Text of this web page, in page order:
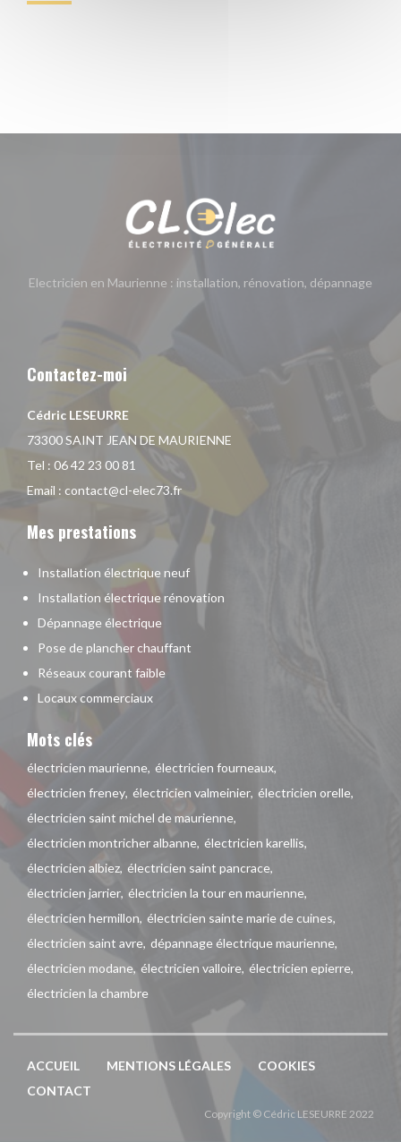
Electricien en Maurienne : installation, rénovation, dépannage
Contactez-moi
Cédric LESEURRE
73300 SAINT JEAN DE MAURIENNE
Tel : 06 42 23 00 81
Email : contact@cl-elec73.fr
Mes prestations
Installation électrique neuf
Installation électrique rénovation
Dépannage électrique
Pose de plancher chauffant
Réseaux courant faible
Locaux commerciaux
Mots clés
électricien maurienne électricien fourneaux
électricien freney électricien valmeinier électricien orelle
électricien saint michel de maurienne
électricien montricher albanne électricien karellis
électricien albiez électricien saint pancrace
électricien jarrier électricien la tour en maurienne
électricien hermillon électricien sainte marie de cuines
électricien saint avre dépannage électrique maurienne
électricien modane électricien valloire électricien epierre
électricien la chambre
ACCUEIL MENTIONS LÉGALES
COOKIES
CONTACT
Copyright © Cédric LESEURRE 2022